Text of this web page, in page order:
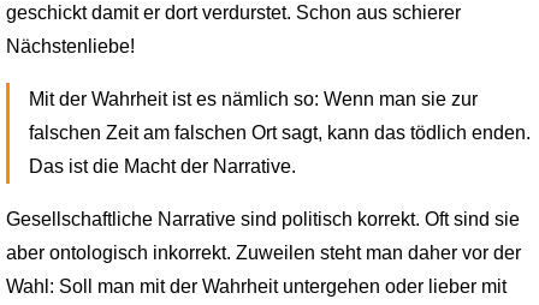
geschickt damit er dort verdurstet. Schon aus schierer
Nächstenliebe!
Mit der Wahrheit ist es nämlich so: Wenn man sie zur
falschen Zeit am falschen Ort sagt, kann das tödlich enden.
Das ist die Macht der Narrative.
Gesellschaftliche Narrative sind politisch korrekt. Oft sind sie
aber ontologisch inkorrekt. Zuweilen steht man daher vor der
Wahl: Soll man mit der Wahrheit untergehen oder lieber mit